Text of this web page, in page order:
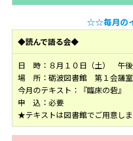
☆☆毎月の
◆読んで語る会◆
日 時：８月１０日（土） 午後
場 所：砺波図書館 第１会議室
今月のテキスト：『臨床の砦』
申 込：必要
★テキストは図書館でご用意しま